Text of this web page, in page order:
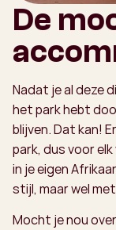
De
Nadat je al deze
het park hebt
blijven. Dat kan!
park, dus voor
in je eigen
stijl, maar wel
Mocht je nou